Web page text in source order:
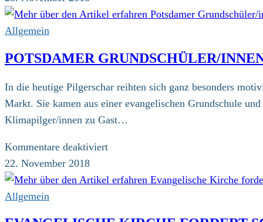
zum
Barbara
Berlin!
Allgemein
POTSDAMER GRUNDSCHÜLER/
In die heutige Pilgerschar reihten sich ganz besonders
Markt. Sie kamen aus einer evangelischen Grundschule
Klimapilger/innen zu Gast…
Kommentare deaktiviertfür
Grundschüler/innen
22. November 2018
Allgemein